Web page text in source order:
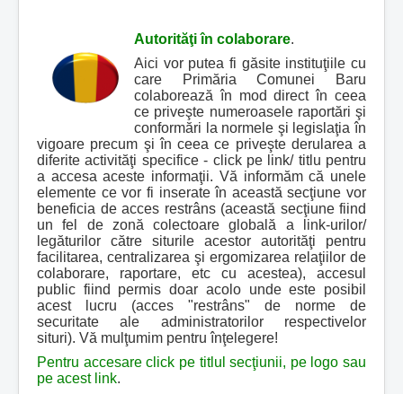
Autorităţi în colaborare.
Aici vor putea fi găsite instituţiile cu
care Primăria Comunei Baru
colaborează în mod direct în ceea
ce priveşte numeroasele raportări şi
conformări la normele şi legislaţia în
vigoare precum şi în ceea ce priveşte derularea a
diferite activităţi specifice - click pe link/ titlu pentru
a accesa aceste informaţii. Vă informăm că unele
elemente ce vor fi inserate în această secţiune vor
beneficia de acces restrâns (această secţiune fiind
un fel de zonă colectoare globală a link-urilor/
legăturilor către siturile acestor autorităţi pentru
facilitarea, centralizarea şi ergomizarea relaţiilor de
colaborare, raportare, etc cu acestea), accesul
public fiind permis doar acolo unde este posibil
acest lucru (acces "restrâns" de norme de
securitate ale administratorilor respectivelor
situri). Vă mulţumim pentru înţelegere!
Pentru accesare click pe titlul secţiunii, pe logo sau
pe acest link.